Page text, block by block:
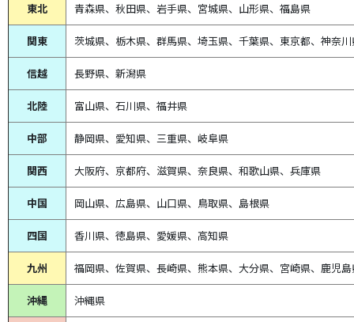
東北 青森県、 秋田県、 岩手県、宮城県、山形県、福島県
関東 茨城県、栃木県、群馬県、埼玉県、千葉県、東京都、神奈
信越 長野県、新潟県
北陸 富山県、 石川県、 福井県
中部 静岡県、 愛知県、 三重県、 岐阜県
関西 大阪府、京都府、滋賀県、奈良県、和歌山県、兵庫県
中国 岡山県、広島県、山口県、鳥取県、島根県
四国 香川県、徳島県、愛媛県、高知県
九州 福岡県、佐賀県、長崎県、熊本県、大分県、宮崎県、鹿児
沖縄 沖縄県